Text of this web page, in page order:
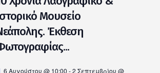
Μουσείο
Έκθεση
Προτεινόμενο
6 Αυγούστου @ 10:00 -2 Σεπτεμβρίου @